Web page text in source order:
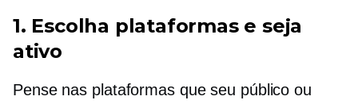
1. Escolha plataformas e seja
ativo
Pense nas plataformas que seu público ou